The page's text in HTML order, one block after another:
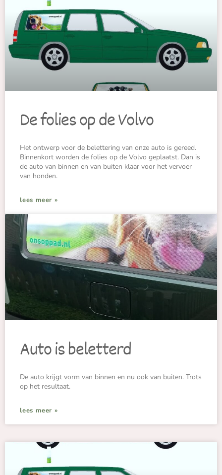
De folies op de Volvo
Het ontwerp voor de belettering van onze auto is gereed.
Binnenkort worden de folies op de Volvo geplaatst. Dan is
de auto van binnen en van buiten klaar voor het vervoer
van honden.
lees meer »
Auto is beletterd
De auto krijgt vorm van binnen en nu ook van buiten. Trots
op het resultaat.
lees meer »